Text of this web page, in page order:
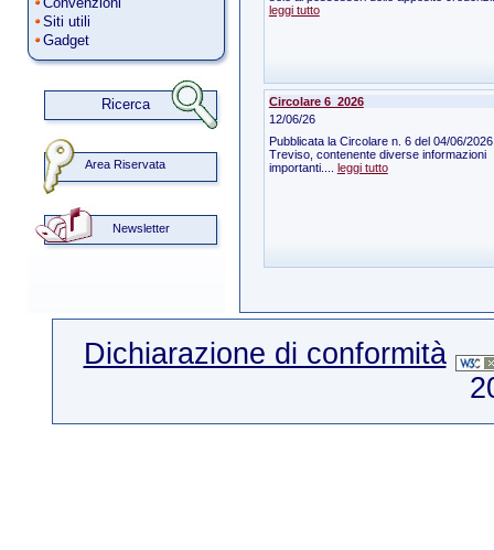
Siti utili
Gadget
Ricerca
Area Riservata
Newsletter
leggi tutto
Circolare 6_2026
12/06/26
Pubblicata la Circolare n. 6 del 04/06/
Treviso, contenente diverse informazioni
importanti.... leggi tutto
Dichiarazione di conformità